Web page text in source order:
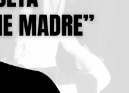
múltiples
variantes.
opciones
se
pueden